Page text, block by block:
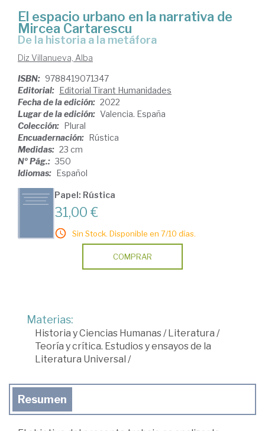
El espacio urbano en la narrativa de
Mircea Cartarescu
de la historia a la metáfora
Diz Villanueva, Alba
ISBN: 9788419071347
Editorial: Editorial Tirant Humanidades
Fecha de la edición: 2022
Lugar de la edición: Valencia. España
Colección: Plural
Encuadernación: Rústica
Medidas: 23 cm
Nº Pág.: 350
Idiomas: Español
Papel: Rústica
31,00 €
Sin Stock. Disponible en 7/10 días.
COMPRAR
Materias:
Historia y Ciencias Humanas /Literatura /
Teoría y crítica. Estudios y ensayos de la
Literatura Universal /
Resumen